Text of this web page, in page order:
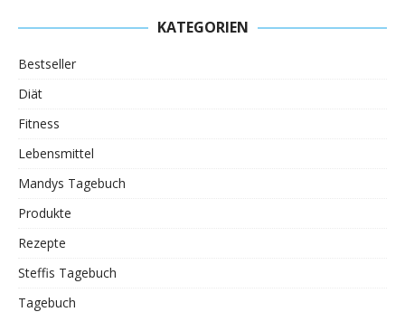
KATEGORIEN
Bestseller
Diät
Fitness
Lebensmittel
Mandys Tagebuch
Produkte
Rezepte
Steffis Tagebuch
Tagebuch